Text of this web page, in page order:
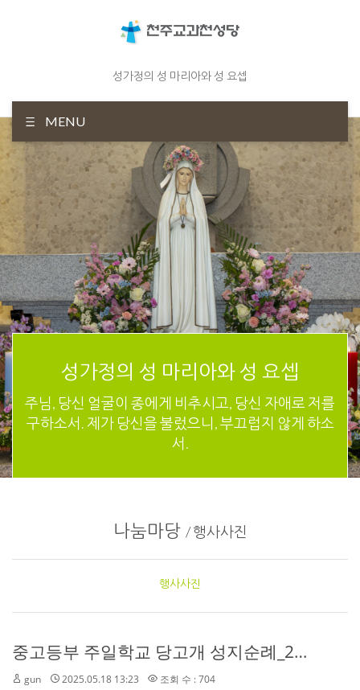
성가정의 성 마리아와 성 요셉
MENU
성가정의 성 마리아와 성 요셉
주님, 당신 얼굴이 종에게 비추시고, 당신 자애로 저를
구하소서. 제가 당신을 불렀으니, 부끄럽지 않게 하소
서.
나눔마당 /행사사진
행사사진
중고등부 주일학교 당고개 성지순례_2025.5.24(토)
gun 2025.05.18 13:23 조회 수 : 704